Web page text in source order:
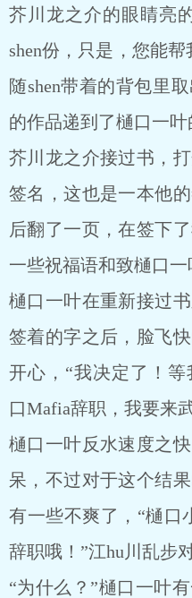
芥川龙之介的眼睛亮
shen份，只是，您能
随shen带着的背包里
的作品递到了樋口一叶
芥川龙之介接过书，
签名，这也是一本他
后翻了一页，在签下
一些祝福语和致樋口一
樋口一叶在重新接过
签着的字之后，脸飞
开心，“我决定了！
口Mafia辞职，我要来
樋口一叶反水速度之
呆，不过对于这个结
有一些不爽了，“樋口
辞职哦！”江hu川乱步
“为什么？”樋口一叶